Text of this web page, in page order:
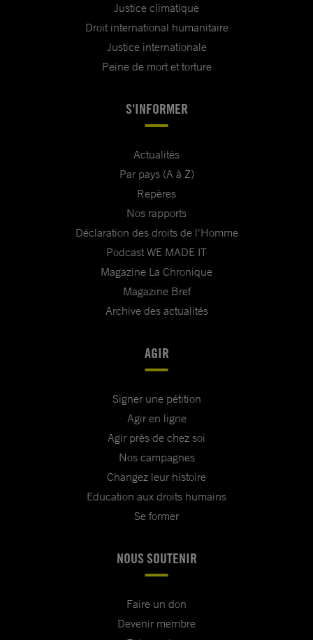
Justice climatique
Droit international humanitaire
Justice internationale
Peine de mort et torture
S'INFORMER
Actualités
Par pays (A à Z)
Repères
Nos rapports
Déclaration des droits de l'Homme
Podcast WE MADE IT
Magazine La Chronique
Magazine Bref
Archive des actualités
AGIR
Signer une pétition
Agir en ligne
Agir près de chez soi
Nos campagnes
Changez leur histoire
Education aux droits humains
Se former
NOUS SOUTENIR
Faire un don
Devenir membre